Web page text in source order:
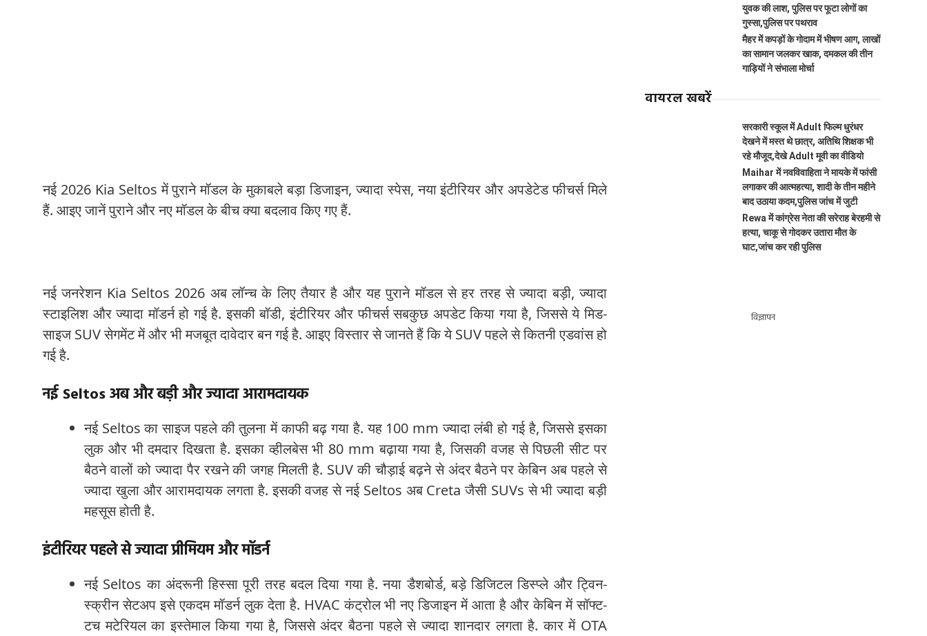
नई 2026 Kia Seltos में पुराने मॉडल के मुकाबले बड़ा डिजाइन, ज्यादा स्पेस, नया इंटीरियर और अपडेटेड फीचर्स मिले
हैं. आइए जानें पुराने और नए मॉडल के बीच क्या बदलाव किए गए हैं.
नई जनरेशन Kia Seltos 2026 अब लॉन्च के लिए तैयार है और यह पुराने मॉडल से हर तरह से ज्यादा बड़ी, ज्यादा
स्टाइलिश और ज्यादा मॉडर्न हो गई है. इसकी बॉडी, इंटीरियर और फीचर्स सबकुछ अपडेट किया गया है, जिससे ये मिड-
साइज SUV सेगमेंट में और भी मजबूत दावेदार बन गई है. आइए विस्तार से जानते हैं कि ये SUV पहले से कितनी एडवांस हो
गई है.
नई Seltos अब और बड़ी और ज्यादा आरामदायक
नई Seltos का साइज पहले की तुलना में काफी बढ़ गया है. यह 100 mm ज्यादा लंबी हो गई है, जिससे इसका
लुक और भी दमदार दिखता है. इसका व्हीलबेस भी 80 mm बढ़ाया गया है, जिसकी वजह से पिछली सीट पर
बैठने वालों को ज्यादा पैर रखने की जगह मिलती है. SUV की चौड़ाई बढ़ने से अंदर बैठने पर केबिन अब पहले से
ज्यादा खुला और आरामदायक लगता है. इसकी वजह से नई Seltos अब Creta जैसी SUVs से भी ज्यादा बड़ी
महसूस होती है.
इंटीरियर पहले से ज्यादा प्रीमियम और मॉडर्न
नई Seltos का अंदरूनी हिस्सा पूरी तरह बदल दिया गया है. नया डैशबोर्ड, बड़े डिजिटल डिस्प्ले और ट्विन-
स्क्रीन सेटअप इसे एकदम मॉडर्न लुक देता है. HVAC कंट्रोल भी नए डिजाइन में आता है और केबिन में सॉफ्ट-
टच मटेरियल का इस्तेमाल किया गया है, जिससे अंदर बैठना पहले से ज्यादा शानदार लगता है. कार में OTA
युवक की लाश, पुलिस पर फूटा लोगों का
गुस्सा,पुलिस पर पथराव
मैहर में कपड़ों के गोदाम में भीषण आग, लाखों
का सामान जलकर खाक, दमकल की तीन
गाड़ियों ने संभाला मोर्चा
वायरल खबरें
सरकारी स्कूल में Adult फिल्म धुरंधर
देखने में मस्त थे छात्र, अतिथि शिक्षक भी
रहे मौजूद,देखे Adult मूवी का वीडियो
Maihar में नवविवाहिता ने मायके में फांसी
लगाकर की आत्महत्या, शादी के तीन महीने
बाद उठाया कदम,पुलिस जांच में जुटी
Rewa में कांग्रेस नेता की सरेराह बेरहमी से
हत्या, चाकू से गोदकर उतारा मौत के
घाट,जांच कर रही पुलिस
विज्ञापन